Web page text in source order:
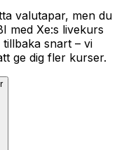
valutapar, men du
med Xe:s livekurs
snart – vi
ge dig fler kurser.